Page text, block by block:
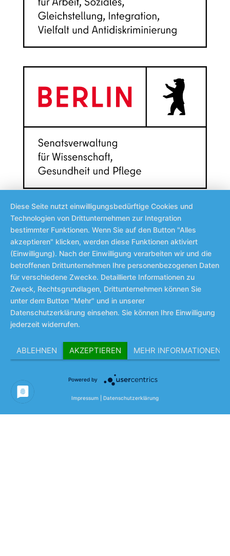
© 1992 – 2026 Selbsthilfe- und Stadtteilezentrum
Diese Seite nutzt einwilligungsbedürftige Cookies und
Technologien von Drittunternehmen zur Integration
bestimmter Funktionen. Wenn Sie auf den Button "Alles
akzeptieren" klicken, werden diese Funktionen aktiviert
(Einwilligung). Nach der Einwilligung verarbeiten wir und die
betroffenen Drittunternehmen Ihre personenbezogenen Daten
für verschiedene Zwecke. Detaillierte Informationen zu
Zweck, Rechtsgrundlagen, Drittunternehmen können Sie
unter dem Button "Mehr" und in unserer
Datenschutzerklärung einsehen. Sie können Ihre Einwilligung
jederzeit widerrufen.
ABLEHNEN AKZEPTIEREN MEHR INFORMATIONEN
Powered by
Impressum Datenschutzerklärung